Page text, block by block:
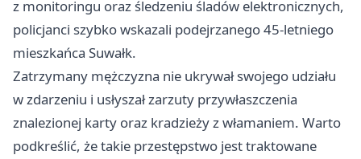
z monitoringu oraz śledzeniu śladów elektronicznych,
policjanci szybko wskazali podejrzanego 45-letniego
mieszkańca Suwałk.
Zatrzymany mężczyzna nie ukrywał swojego udziału
w zdarzeniu i usłyszał zarzuty przywłaszczenia
znalezionej karty oraz kradzieży z włamaniem. Warto
podkreślić, że takie przestępstwo jest traktowane